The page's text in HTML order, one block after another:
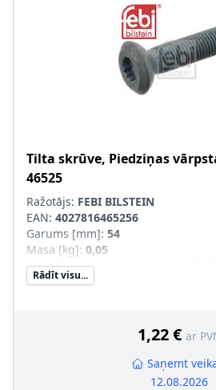
Tilta skrūve, Piedziņas
46525
Ražotājs: FEBI BILSTEIN
EAN: 4027816465256
Garums [mm]: 54
Masa [kg]: 0,05
Skrūves galvas-/Uzgriežņa profils
Kvalitāte/Klase
Rādīt visu...
1,22 € ar
Saņemt
12.08.2026